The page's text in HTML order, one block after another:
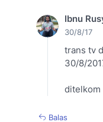
Ibnu
30/8/17
trans tv
30/8/
ditelkom
Balas